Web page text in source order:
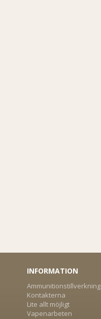
INFORMATION
Ammunitionstillverkning
Kontakterna
Lite allt möjligt
Vapenarbeten